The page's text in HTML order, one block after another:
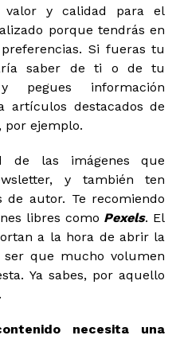
valor y calidad para el
porque tendrás en
Si fueras tu
saber de ti o de tu
pegues información
artículos destacados de
por ejemplo.
de las imágenes que
y también ten
de autor. Te recomiendo
libres como Pexels. El
a la hora de abrir la
que mucho volumen
Ya sabes, por aquello
necesita una